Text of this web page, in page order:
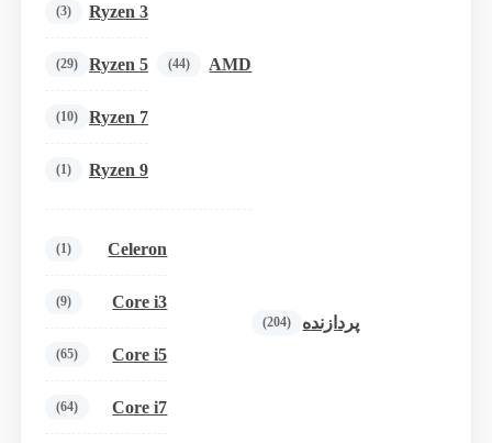
پردازنده (204)
AMD
(44)
Ryzen 3
(3)
Ryzen 5
(29)
Ryzen 7
(10)
Ryzen 9
(1)
Celeron
(1)
Core i3
(9)
Core i5
(65)
Core i7
(64)